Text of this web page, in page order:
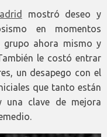
mostró deseo y
en momentos
grupo ahora mismo y
le costó entrar
un desapego con el
que tanto están
una clave de mejora